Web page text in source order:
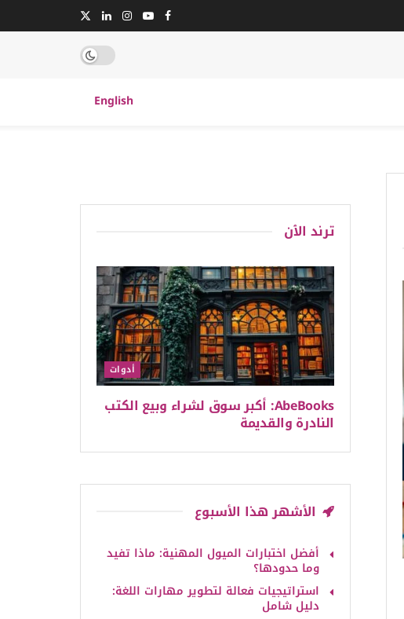
English
ترند الٱن
أدوات
AbeBooks: أكبر سوق لشراء وبيع الكتب
النادرة والقديمة
الأشهر هذا الأسبوع
أفضل اختبارات الميول المهنية: ماذا تفيد
وما حدودها؟
استراتيجيات فعالة لتطوير مهارات اللغة:
دليل شامل